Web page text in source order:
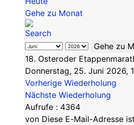
Gehe zu Monat
Gehe zu
18. Osteroder
Donnerstag, 25. Juni 2026,
Vorherige Wiederholung
Nächste Wiederholung
Aufrufe : 4364
von Diese E-Mail-Adresse